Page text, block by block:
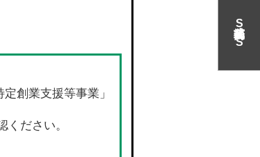
S
N
S
創業支援等事業」
ださい。